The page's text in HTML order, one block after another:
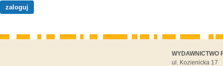
WYDAWNICTWO
ul. Kozienicka 17